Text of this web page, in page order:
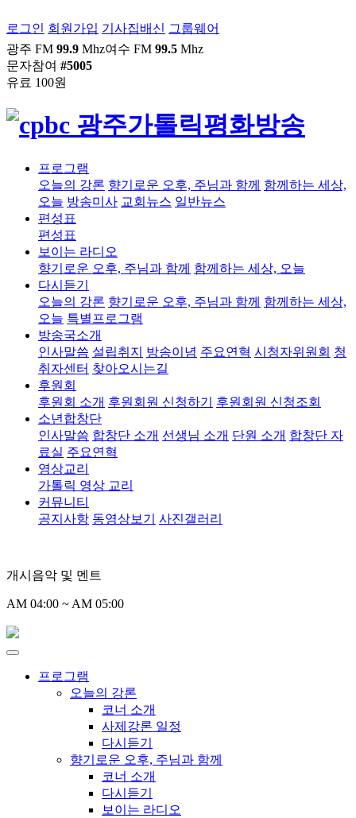
로그인 회원가입 기사집배신 그룹웨어
광주 FM 99.9 Mhz여수 FM 99.5 Mhz
문자참여 #5005
유료 100원
프로그램
오늘의 강론 향기로운 오후, 주님과 함께 함께하는 세상,
오늘 방송미사 교회뉴스 일반뉴스
편성표
편성표
보이는 라디오
향기로운 오후, 주님과 함께 함께하는 세상, 오늘
다시듣기
오늘의 강론 향기로운 오후, 주님과 함께 함께하는 세상,
오늘 특별프로그램
방송국소개
인사말씀 설립취지 방송이념 주요연혁 시청자위원회 청
취자센터 찾아오시는길
후원회
후원회 소개 후원회원 신청하기
후원회원 신청조회
소년합창단
인사말씀 합창단 소개 선생님 소개 단원 소개 합창단 자
료실 주요연혁
영상교리
가톨릭 영상 교리
커뮤니티
공지사항 동영상보기 사진갤러리
개시음악 및 멘트
AM 04:00 ~ AM 05:00
프로그램
오늘의 강론
코너 소개
사제강론 일정
다시듣기
향기로운 오후, 주님과 함께
코너 소개
다시듣기
보이는 라디오